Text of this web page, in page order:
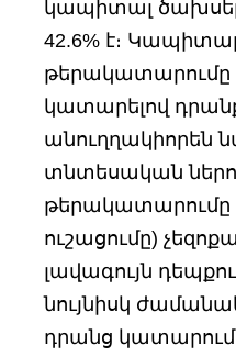
կապիտալ
42.6% է։
թերակատարումը
կատարելով
անուղղակիորեն
տնտեսական
թերակատարումը
ուշացումը)
լավագույն
նույնիսկ
դրանց